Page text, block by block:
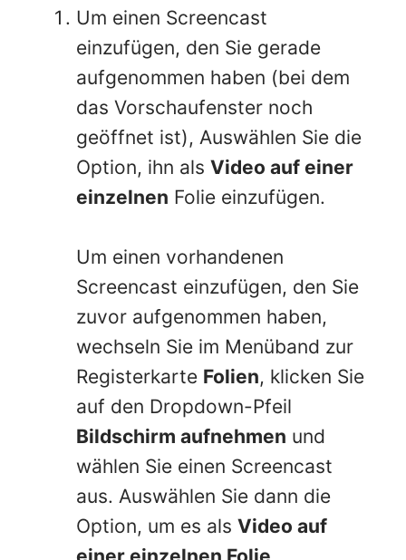
Um einen Screencast
einzufügen, den Sie gerade
aufgenommen haben (bei dem
das Vorschaufenster noch
geöffnet ist), Auswählen Sie die
Option, ihn als Video auf einer
einzelnen Folie einzufügen.
Um einen vorhandenen
Screencast einzufügen, den Sie
zuvor aufgenommen haben,
wechseln Sie im Menüband zur
Registerkarte Folien, klicken Sie
auf den Dropdown-Pfeil
Bildschirm aufnehmen und
wählen Sie einen Screencast
aus. Auswählen Sie dann die
Option, um es als Video auf